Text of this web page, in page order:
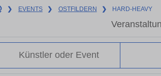
❯ EVENTS ❯ OSTFILDERN ❯ HARD-HEAVY